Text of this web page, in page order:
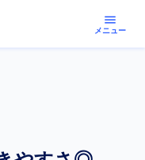
menu
メニュー